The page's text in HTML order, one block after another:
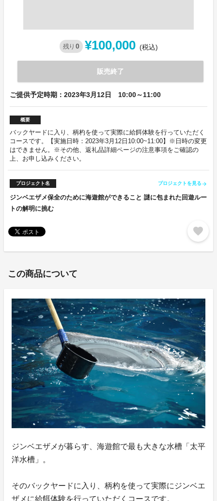
残り 0 ¥100,000 (税込)
販売終了
ご提供予定時期：2023年3月12日 10:00～11:00
概要
バックヤードに入り、柄杓を使って実際に給餌体験を行っていただく
コースです。【実施日時：2023年3月12日10:00~11:00】※日時の変更
はできません。※その他、返礼品詳細ページの注意事項をご確認の
上、お申し込みください。
プロジェクト名 プロジェクトを見る arrow_forward
ジンベエザメ保全のために海遊館ができること 謎に包まれた回遊ルー
トの解明に挑む
favorite
この商品について
ジンベエザメが暮らす、海遊館で最も大きな水槽「太平
洋水槽」。
そのバックヤードに入り、柄杓を使って実際にジンベエ
ザメに給餌体験を行っていただくコースです。